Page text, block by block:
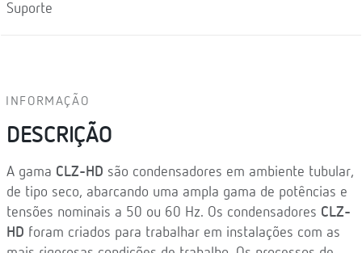
Suporte
INFORMAÇÃO
DESCRIÇÃO
A gama CLZ-HD são condensadores em ambiente tubular,
de tipo seco, abarcando uma ampla gama de potências e
tensões nominais a 50 ou 60 Hz. Os condensadores CLZ-
HD foram criados para trabalhar em instalações com as